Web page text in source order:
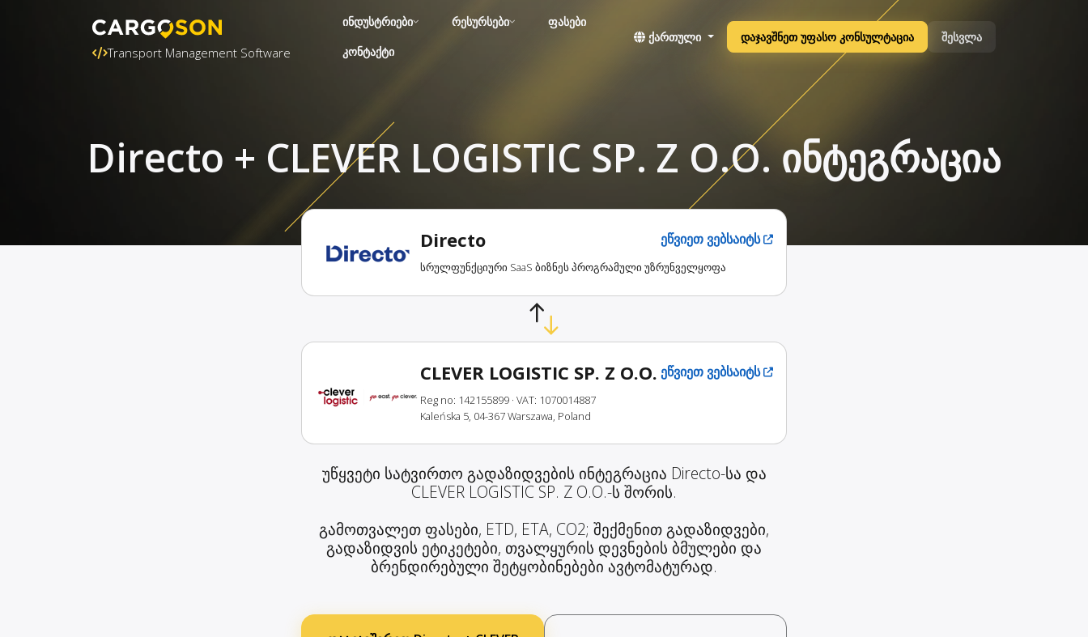
Transport Management Software
ინდუსტრიები რესურსები
ფასები
კონტაქტი
ქართული დაჯავშნეთ უფასო კონსულტაცია შესვლა
Directo + CLEVER LOGISTIC SP. Z O.O. ინტეგრაცია
Directo ეწვიეთ ვებსაიტს
სრულფუნქციური SaaS ბიზნეს პროგრამული უზრუნველყოფა
CLEVER LOGISTIC SP. Z O.O. ეწვიეთ ვებსაიტს
Reg no: 142155899 · VAT: 1070014887
Kaleńska 5, 04-367 Warszawa, Poland
უწყვეტი სატვირთო გადაზიდვების ინტეგრაცია Directo-სა და
CLEVER LOGISTIC SP. Z O.O.-ს შორის.
გამოთვალეთ ფასები, ETD, ETA, CO2; შექმენით გადაზიდვები,
გადაზიდვის ეტიკეტები, თვალყურის დევნების ბმულები და
ბრენდირებული შეტყობინებები ავტომატურად.